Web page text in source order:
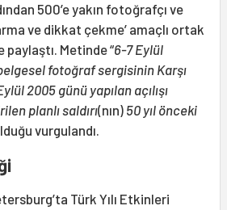
500’e yakın fotoğrafçı ve
ve dikkat çekme’ amaçlı ortak
Metinde “6-7 Eylül
fotoğraf sergisinin Karşı
2005 günü yapılan açılışı
planlı saldırı(nın) 50 yıl önceki
vurgulandı.
Türk Yılı Etkinleri